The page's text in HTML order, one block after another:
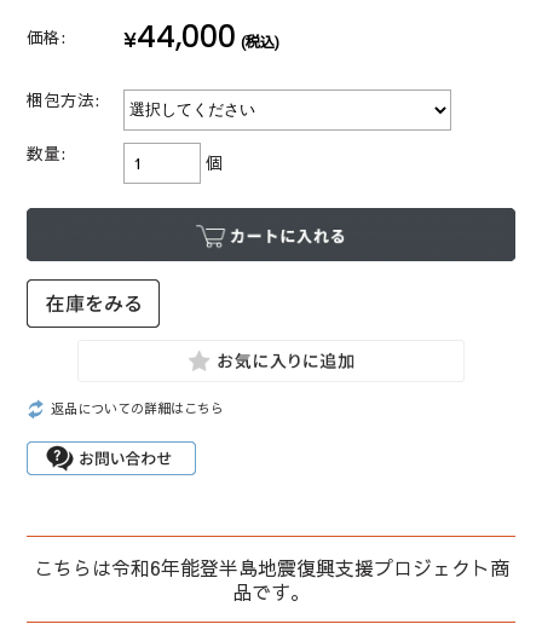
価格: ¥44,000 (税込)
梱包方法:
数量: 個
返品についての詳細はこちら
こちらは令和6年能登半島地震復興支援プロジェクト商
品です。